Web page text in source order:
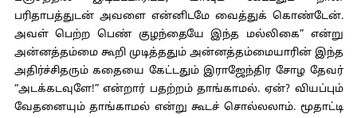
பரிதாபத்துடன் அவளை என்னிடமே வைத்துக் கொண்டேன்.
அவள் பெற்ற பெண் குழந்தையே இந்த மல்லிகை” என்று
அன்னத்தம்மை கூறி முடித்ததும் அன்னத்தம்மையாரின் இந்த
அதிர்ச்சிதரும் கதையை கேட்டதும் இராஜேந்திர சோழ தேவர்
“அடக்கடவுளே!” என்றார் பதற்றம் தாங்காமல். ஏன்? வியப்பும்
வேதனையும் தாங்காமல் என்று கூடச் சொல்லலாம். மூதாட்டி